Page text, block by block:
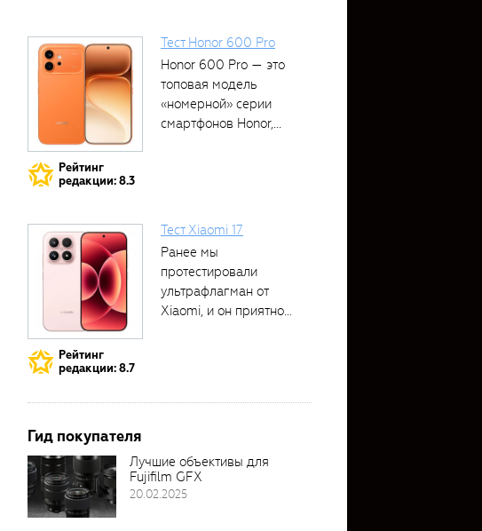
Рейтинг
редакции: 8.3
Тест Honor 600 Pro
Honor 600 Pro — это
топовая модель
«номерной» серии
смартфонов Honor,...
Рейтинг
редакции: 8.7
Тест Xiaomi 17
Ранее мы
протестировали
ультрафлагман от
Xiaomi, и он приятно
Гид покупателя
Лучшие объективы для
Fujifilm GFX
20.02.2025